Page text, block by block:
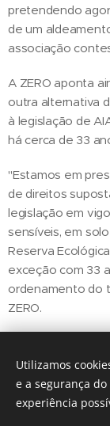
pretendendo
de um
associação
A ZERO aponta
outra alternativa
à legislação de
há cerca de 33
"Estamos em
de direitos
legislação em
sensíveis, em
Reserva
exceção com 33
ordenamento do
ZERO.
Share
Utilizamos
e a segurança
experiência